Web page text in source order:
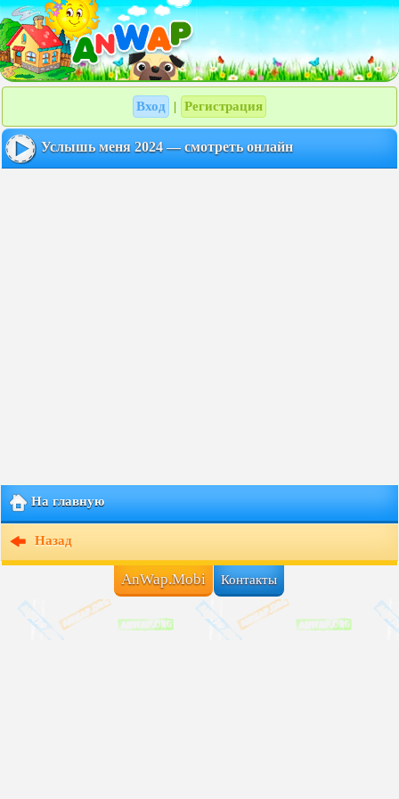
Вход Регистрация
Услышь меня 2024 — смотреть онлайн
На главную
Назад
AnWap.Mobi Контакты